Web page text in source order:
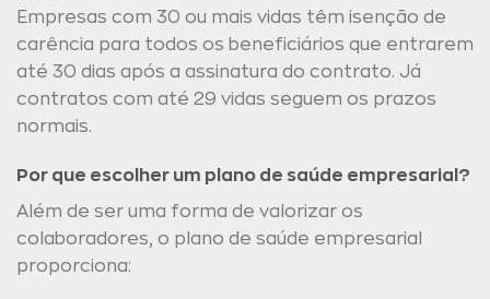
Empresas com 30 ou mais vidas têm isenção de
carência para todos os beneficiários que entrarem
até 30 dias após a assinatura do contrato. Já
contratos com até 29 vidas seguem os prazos
normais.
Por que escolher um plano de saúde empresarial?
Além de ser uma forma de valorizar os
colaboradores, o plano de saúde empresarial
proporciona: